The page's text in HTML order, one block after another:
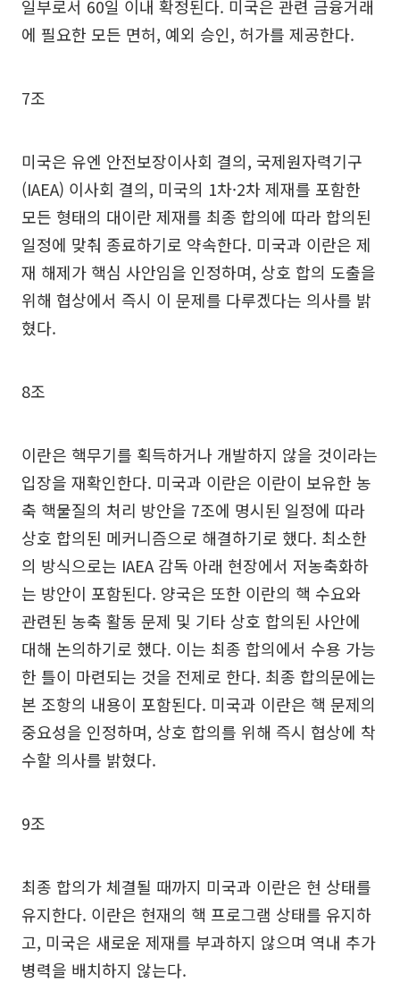
일부로서 60일 이내 확정된다. 미국은 관련 금융거래
에 필요한 모든 면허, 예외 승인, 허가를 제공한다.
7조
미국은 유엔 안전보장이사회 결의, 국제원자력기구
(IAEA) 이사회 결의, 미국의 1차·2차 제재를 포함한
모든 형태의 대이란 제재를 최종 합의에 따라 합의된
일정에 맞춰 종료하기로 약속한다. 미국과 이란은 제
재 해제가 핵심 사안임을 인정하며, 상호 합의 도출을
위해 협상에서 즉시 이 문제를 다루겠다는 의사를 밝
혔다.
8조
이란은 핵무기를 획득하거나 개발하지 않을 것이라는
입장을 재확인한다. 미국과 이란은 이란이 보유한 농
축 핵물질의 처리 방안을 7조에 명시된 일정에 따라
상호 합의된 메커니즘으로 해결하기로 했다. 최소한
의 방식으로는 IAEA 감독 아래 현장에서 저농축화하
는 방안이 포함된다. 양국은 또한 이란의 핵 수요와
관련된 농축 활동 문제 및 기타 상호 합의된 사안에
대해 논의하기로 했다. 이는 최종 합의에서 수용 가능
한 틀이 마련되는 것을 전제로 한다. 최종 합의문에는
본 조항의 내용이 포함된다. 미국과 이란은 핵 문제의
중요성을 인정하며, 상호 합의를 위해 즉시 협상에 착
수할 의사를 밝혔다.
9조
최종 합의가 체결될 때까지 미국과 이란은 현 상태를
유지한다. 이란은 현재의 핵 프로그램 상태를 유지하
고, 미국은 새로운 제재를 부과하지 않으며 역내 추가
병력을 배치하지 않는다.